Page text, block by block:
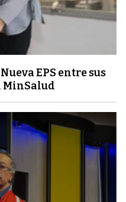
EPS entre sus